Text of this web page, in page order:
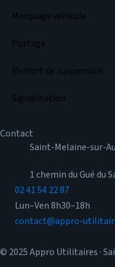
Marquage véhicule
Portage
Renfort de suspension
Signalisation
Contact
Saint-Melaine-sur-
1 chemin du Gué du
02 41 54 22 87
Lun–Ven 8h30–18h
contact@appro-
© 2025 Appro Utilitaires ·